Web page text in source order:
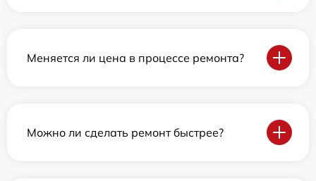
Меняется ли цена в процессе ремонта?
Можно ли сделать ремонт быстрее?